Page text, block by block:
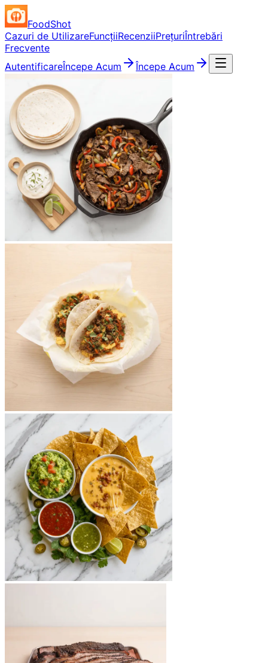
FoodShot
Cazuri de UtilizareFuncțiiRecenziiPrețuriÎntrebări
Frecvente
AutentificareÎncepe Acum Începe Acum